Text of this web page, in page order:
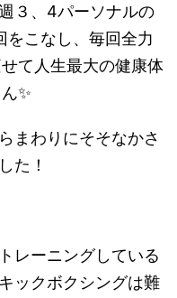
３、4パーソナルの
をこなし、毎回全力
て人生最大の健康体
✨
まわりにそそなかさ
た！
レーニングしている
ックボクシングは難